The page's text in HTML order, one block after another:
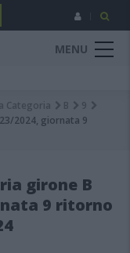
MENU
Categoria B
9
2024, giornata 9
girone B
9 ritorno